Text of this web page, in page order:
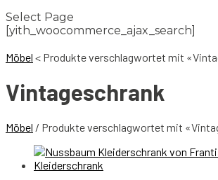
Select Page
[yith_woocommerce_ajax_search]
Möbel < Produkte verschlagwortet mit
Vintageschrank
Möbel / Produkte verschlagwortet mit